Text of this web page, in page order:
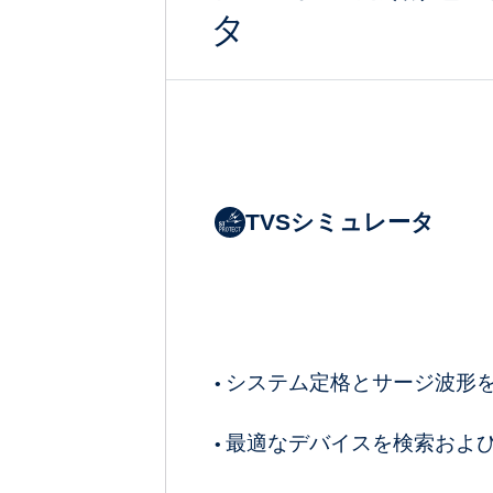
タ
TVSシミュレータ
• システム定格とサージ波形
•最適なデバイスを検索およ